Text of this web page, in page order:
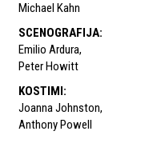
Michael Kahn
SCENOGRAFIJA:
Emilio Ardura,
Peter Howitt
KOSTIMI:
Joanna Johnston,
Anthony Powell